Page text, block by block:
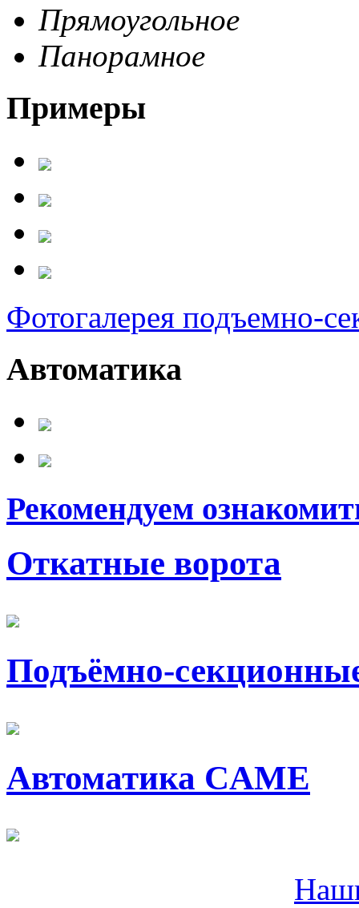
Прямоугольное
Панорамное
Примеры
Фотогалерея подъемно-
Автоматика
Рекомендуем
Откатные ворота
Подъёмно-
Автоматика CAME